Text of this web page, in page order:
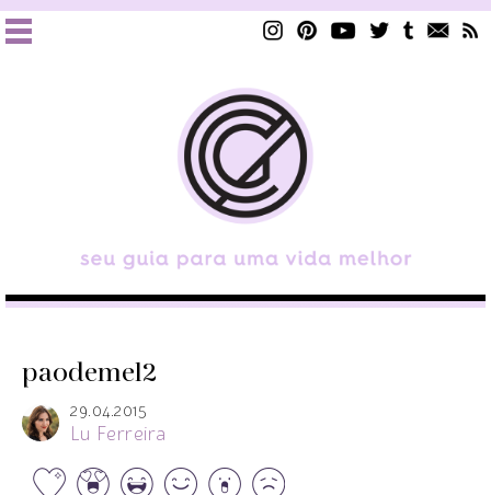
paodemel2
29.04.2015
Lu Ferreira